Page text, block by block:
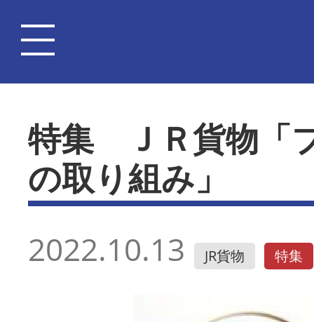
特集 ＪＲ貨物「
の取り組み」
2022.10.13 JR貨物 特集